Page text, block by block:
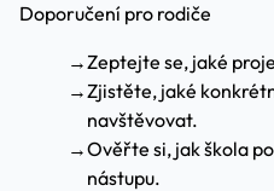
Doporučení pro rodiče
→Zeptejte se, jaké
→Zjistěte, jaké
navštěvovat.
→Ověřte si, jak škola
nástupu.